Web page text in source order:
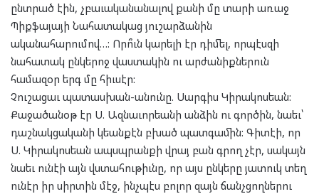
ընտրած էին, չբաւականանալով քանի մը տարի առաջ
Պիքֆայայի Նահատակաց յուշարձանին
ականահարումով…: Որո՞ւն կարելի էր դիմել, որպէսզի
նահատակ ընկերոջ վաստակին ու արժանիքներուն
համազօր երգ մը հիւսէր:
Չուշացաւ պատասխան-անունը. Սարգիս Կիրակոսեան:
Քաջածանօթ էր Ս. Ազնաւորեանի անձին ու գործին, նաեւ՝
դաշնակցականի կեանքէն բխած պատգամին: Գիտէի, որ
Ս. Կիրակոսեան ապսպրանքի վրայ բան գրող չէր, սակայն
նաեւ ունէի այն վստահութիւնը, որ այս ընկերը յատուկ տեղ
ունէր իր սիրտին մէջ, ինչպէս բոլոր զայն ճանչցողներու